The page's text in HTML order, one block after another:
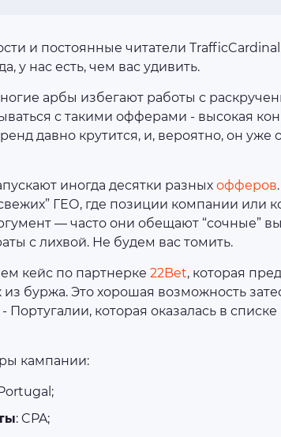
и постоянные читатели
у нас есть, чем вас удивить.
арбы избегают работы с
с такими офферами - высокая
давно крутится, и, вероятно, он
иногда десятки разных офферов
ГЕО, где позиции компании или
— часто они обещают “сочные”
с лихвой. Не будем вас томить.
кейс по партнерке 22Bet, которая
буржа. Это хорошая возможность
Португалии, которая оказалась в
кампании:
: CPA;